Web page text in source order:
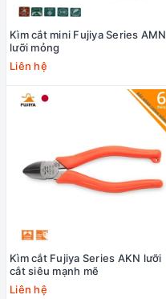
Kìm cắt mini Fujiya Series AMN
lưỡi mỏng
Liên hệ
Kìm cắt Fujiya Series AKN lưỡi
cắt siêu mạnh mẽ
Liên hệ